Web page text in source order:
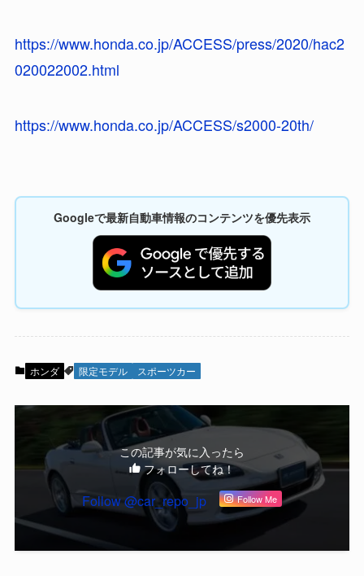
https://www.honda.co.jp/ACCESS/press/2020/hac2
020022002.html
https://www.honda.co.jp/ACCESS/s2000-20th/
Googleで最新自動車情報のコンテンツを優先表示
ホンダ 限定モデル スポーツカー
この記事が気に入ったら
フォローしてね！
Follow @car_repo_jp Follow Me